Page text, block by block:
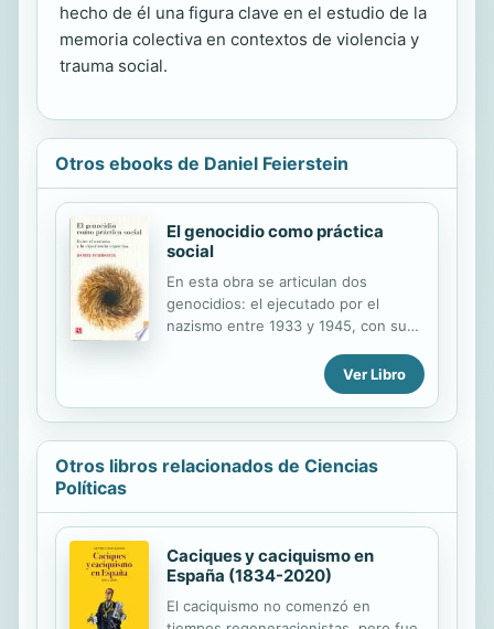
hecho de él una figura clave en el estudio de la
memoria colectiva en contextos de violencia y
trauma social.
Otros ebooks de Daniel Feierstein
El genocidio como práctica
social
En esta obra se articulan dos
genocidios: el ejecutado por el
nazismo entre 1933 y 1945, con sus
momentos, y el ocurrido en
Argentina entre 1974 y 1983, antes y
durante la ultima dictadura militar. La
determina una trama narrativa y
argumentativa no explicada con
practicas genocidas de la segunda
mitad del siglo XX. El autor considera
que ambos procesos no fueron
sucesos excepcionales en la historia
contemporanea, producto de meros
Ver Libro
Otros libros relacionados de Ciencias
Políticas
Caciques y caciquismo en
España (1834-2020)
El caciquismo no comenzó en